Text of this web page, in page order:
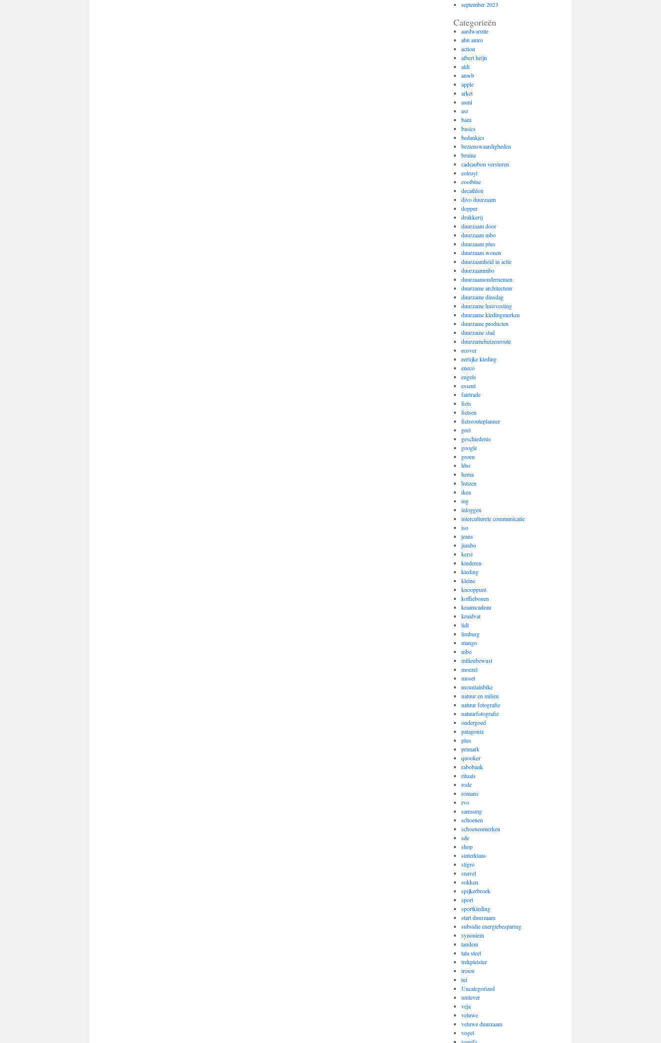
september 2023
Categorieën
aardwarmte
abn amro
action
albert heijn
aldi
anwb
apple
arket
asml
asr
bam
basics
bedankjes
bezienswaardigheden
bruine
cadeaubon versturen
colruyt
coolblue
decathlon
divo duurzaam
dopper
drukkerij
duurzaam door
duurzaam mbo
duurzaam plus
duurzaam wonen
duurzaamheid in actie
duurzaammbo
duurzaamondernemen
duurzame architectuur
duurzame dinsdag
duurzame huisvesting
duurzame kledingmerken
duurzame producten
duurzame stad
duurzamehuizenroute
ecover
eerlijke kleding
eneco
engels
essent
fairtrade
fiets
fietsen
fietsrouteplanner
geel
geschiedenis
google
groen
hbo
hema
huizen
ikea
ing
inloggen
interculturele communicatie
iso
jeans
jumbo
kerst
kinderen
kleding
kleine
knooppunt
koffiebonen
kraamcadeau
kruidvat
lidl
limburg
mango
mbo
milieubewust
moezel
mosel
mountainbike
natuur en milieu
natuur fotografie
natuurfotografie
ondergoed
patagonia
plus
primark
quooker
rabobank
rituals
rode
romans
rvo
samsung
schoenen
schoenenmerken
sde
shop
sinterklaas
sligro
snavel
sokken
spijkerbroek
sport
sportkleding
start duurzaam
subsidie energiebesparing
synoniem
tandem
tata steel
trekpleister
trouw
tui
Uncategorized
unilever
veja
veluwe
veluwe duurzaam
vogel